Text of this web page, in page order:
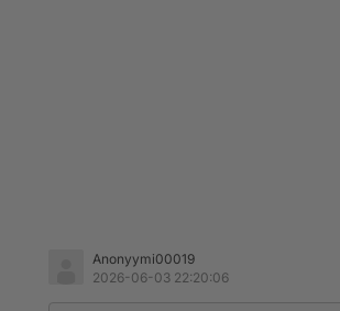
Anonyymi00019
2026-06-03 22:20:06